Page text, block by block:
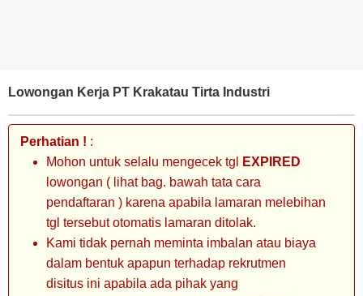
Lowongan Kerja PT Krakatau Tirta Industri
Perhatian ! :
Mohon untuk selalu mengecek tgl
EXPIRED
lowongan ( lihat bag. bawah tata cara
pendaftaran ) karena apabila lamaran melebihan
tgl tersebut otomatis lamaran ditolak.
Kami tidak pernah meminta imbalan atau biaya
dalam bentuk apapun terhadap rekrutmen
disitus ini apabila ada pihak yang